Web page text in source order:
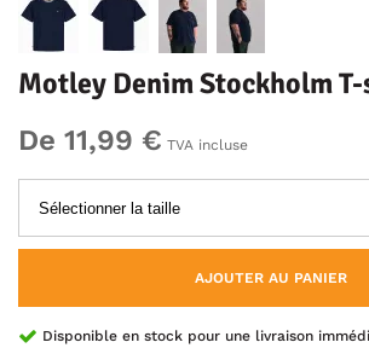
Motley Denim Stockholm
De 11,99 € TVA incluse
AJOUTER AU PANIER
Disponible en stock pour une livraison